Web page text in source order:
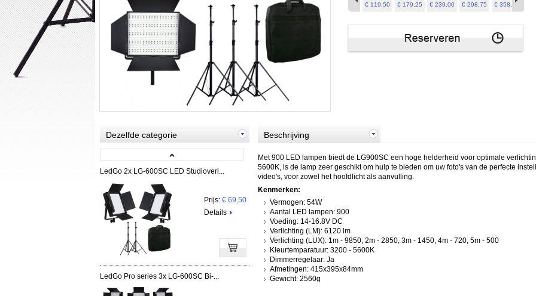
€ 119,50 € 179,25 € 239,00 € 298,75 € 358,50
Dezelfde categorie
LedGo 2x LG-600SC LED Studioverl...
Prijs: € 69,50
Details
LedGo Pro series 3x LG-600SC Bi-...
Beschrijving
Met 900 LED lampen biedt de LG900SC een hoge helderheid voor optimale
5600K, is de lamp zeer geschikt om hulp te bieden om uw foto's van de perfecte
video's, voor zowel het hoofdlicht als aanvulling.
Kenmerken:
Vermogen: 54W
Aantal LED lampen: 900
Voeding: 14-16.8V DC
Verlichting (LM): 6120 lm
Verlichting (LUX): 1m - 9850, 2m - 2850, 3m - 1450, 4m - 720, 5m - 500
Kleurtemparatuur: 3200 - 5600K
Dimmerregelaar: Ja
Afmetingen: 415x395x84mm
Gewicht: 2560g